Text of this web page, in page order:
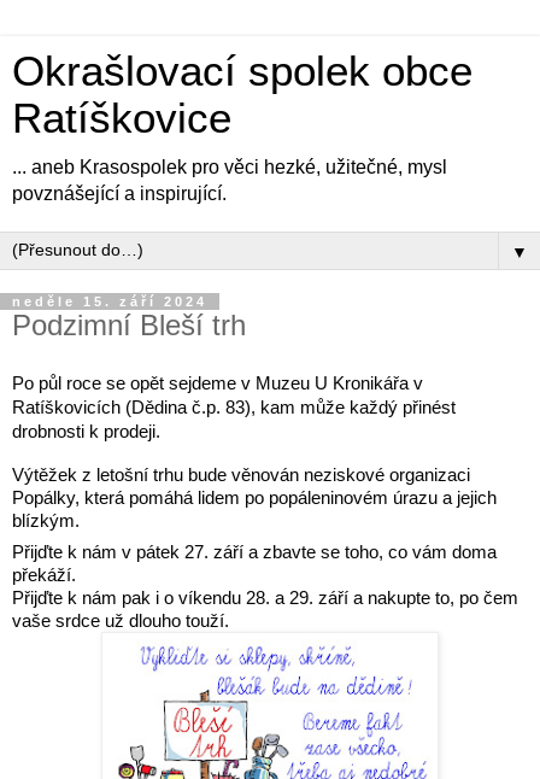
Okrašlovací spolek obce
Ratíškovice
... aneb Krasospolek pro věci hezké, užitečné, mysl
povznášející a inspirující.
▼
neděle 15. září 2024
Podzimní Bleší trh
Po půl roce se opět sejdeme v Muzeu U Kronikářa v
Ratíškovicích (Dědina č.p. 83), kam může každý přinést
drobnosti k prodeji.
Výtěžek z letošní trhu bude věnován neziskové organizaci
Popálky, která pomáhá lidem po popáleninovém úrazu a jejich
blízkým.
Přijďte k nám v pátek 27. září a zbavte se toho, co vám doma
překáží.
Přijďte k nám pak i o víkendu 28. a 29. září a nakupte to, po čem
vaše srdce už dlouho touží.